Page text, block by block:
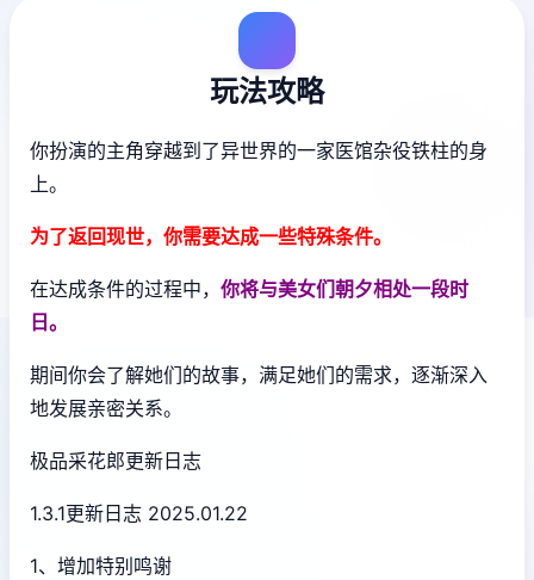
玩法攻略
你扮演的主角穿越到了异世界的一家医馆杂役铁柱的身
上。
为了返回现世，你需要达成一些特殊条件。
在达成条件的过程中， 你将与美女们朝夕相处一段时
日。
期间你会了解她们的故事，满足她们的需求，逐渐深入
地发展亲密关系。
极品采花郎更新日志
1.3.1更新日志 2025.01.22
1、增加特别鸣谢